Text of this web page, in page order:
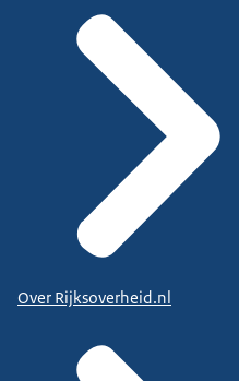
Over Rijksoverheid.nl